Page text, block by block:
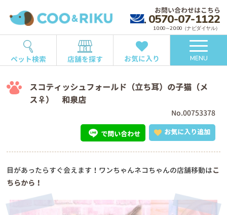
お問い合わせはこちら
0570-07-1122
10:00～20:00（ナビダイヤル）
ペット検索 店舗を探す お気に入り MENU
スコティッシュフォールド（立ち耳）の子猫（メ
ス♀） 和泉店
No.00753378
お気に入り追加
で問い合わせ
目があったらすぐ会えます！ワンちゃんネコちゃんの店舗移動はこ
ちらから！